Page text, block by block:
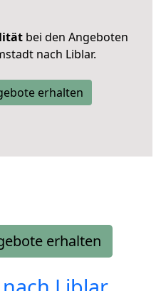
bei den Angeboten
nach Liblar.
erhalten
erhalten